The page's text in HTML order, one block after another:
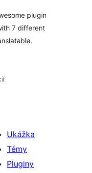
plugin
7 different
Ukážka
Témy
Pluginy